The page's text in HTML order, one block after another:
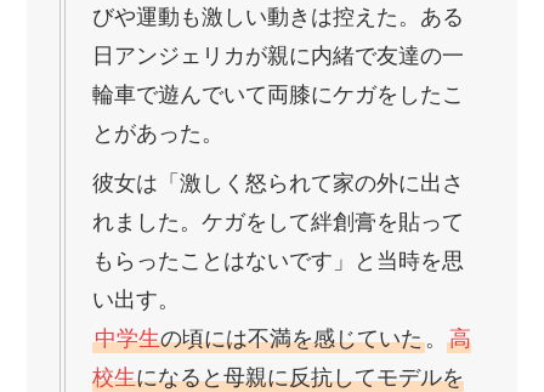
びや運動も激しい動きは控えた。ある
日アンジェリカが親に内緒で友達の一
輪車で遊んでいて両膝にケガをしたこ
とがあった。
彼女は「激しく怒られて家の外に出さ
れました。ケガをして絆創膏を貼って
もらったことはないです」と当時を思
い出す。
中学生の頃には不満を感じていた。高
校生になると母親に反抗してモデルを